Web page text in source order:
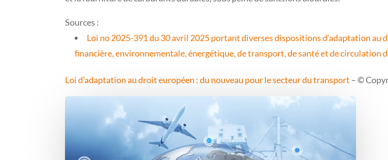
Sources :
Loi no 2025-391 du 30 avril 2025 portant diverses dispositions d’adaptation au
financière, environnementale, énergétique, de transport, de santé et de circulation
Loi d’adaptation au droit européen : du nouveau pour le secteur du transport – ©